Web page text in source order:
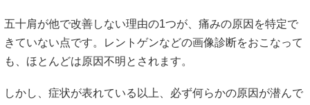
五十肩が他で改善しない理由の1つが、痛みの原因を特定で
きていない点です。レントゲンなどの画像診断をおこなって
も、ほとんどは原因不明とされます。
しかし、症状が表れている以上、必ず何らかの原因が潜んで